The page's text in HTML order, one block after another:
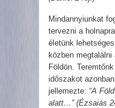
Mindannyiunkat
tervezni a
életünk
közben
Földön.
időszakot
jellemezte: “A
alatt…” (Ézsaiás